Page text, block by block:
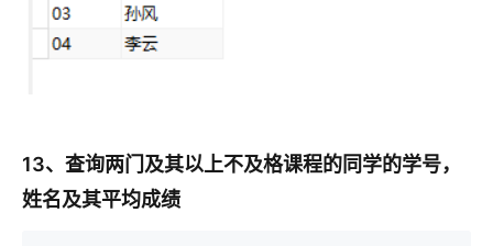
13、查询两门及其以上不及格课程的同学的学号，
姓名及其平均成绩